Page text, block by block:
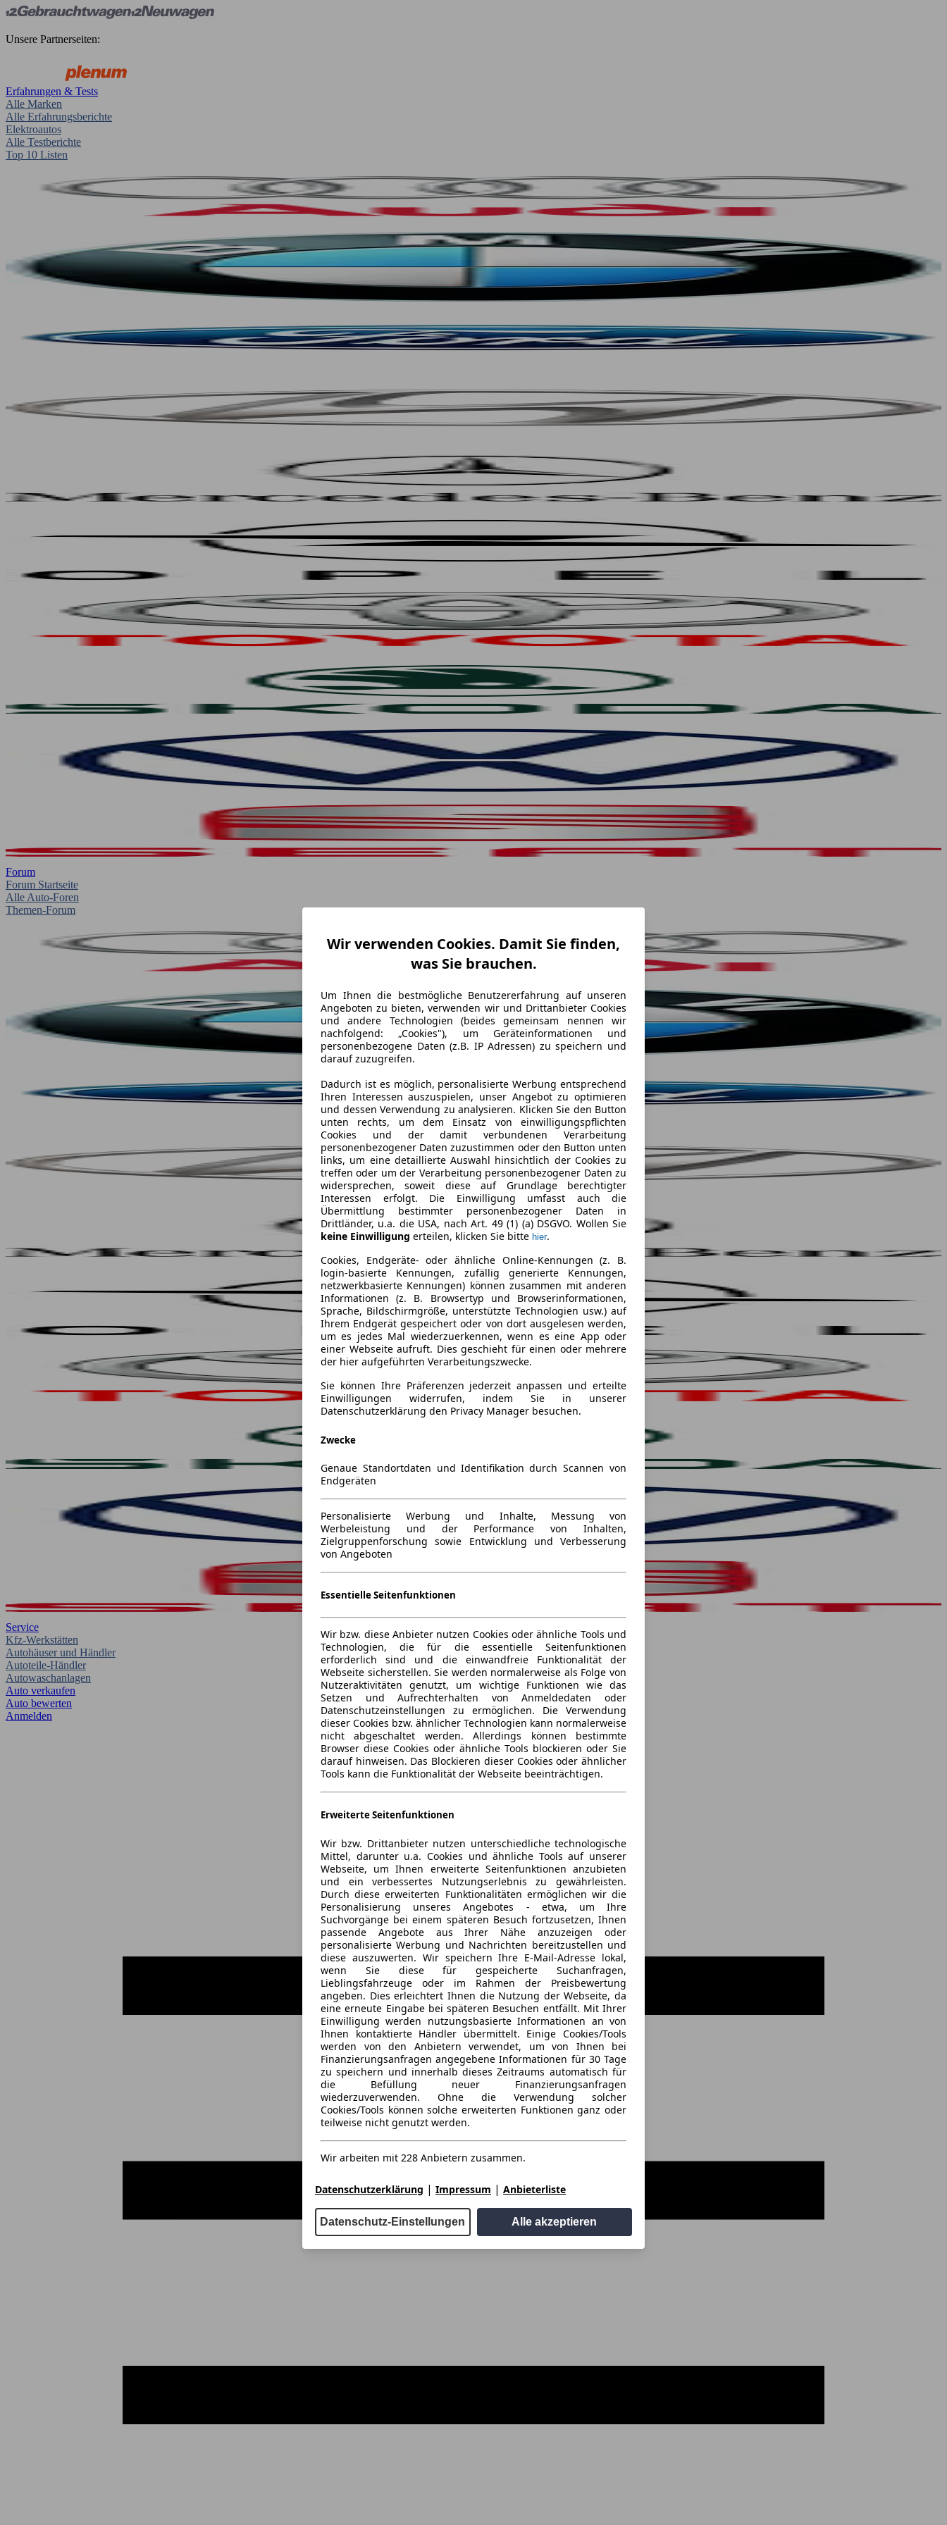
Unsere Partnerseiten:
Erfahrungen & Tests
Alle Marken
Alle Erfahrungsberichte
Elektroautos
Alle Testberichte
Top 10 Listen
Forum
Forum Startseite
Alle Auto-Foren
Themen-Forum
Service
Kfz-Werkstätten
Autohäuser und Händler
Autoteile-Händler
Autowaschanlagen
Auto verkaufen
Auto bewerten
Anmelden
Wir verwenden Cookies. Damit Sie finden,
was Sie brauchen.
Um Ihnen die bestmögliche Benutzererfahrung auf unseren
Angeboten zu bieten, verwenden wir und Drittanbieter Cookies
und andere Technologien (beides gemeinsam nennen wir
nachfolgend: „Cookies"), um Geräteinformationen und
personenbezogene Daten (z.B. IP Adressen) zu speichern und
darauf zuzugreifen.
Dadurch ist es möglich, personalisierte Werbung entsprechend
Ihren Interessen auszuspielen, unser Angebot zu optimieren
und dessen Verwendung zu analysieren. Klicken Sie den Button
unten rechts, um dem Einsatz von einwilligungspflichten
Cookies und der damit verbundenen Verarbeitung
personenbezogener Daten zuzustimmen oder den Button unten
links, um eine detaillierte Auswahl hinsichtlich der Cookies zu
treffen oder um der Verarbeitung personenbezogener Daten zu
widersprechen, soweit diese auf Grundlage berechtigter
Interessen erfolgt. Die Einwilligung umfasst auch die
Übermittlung bestimmter personenbezogener Daten in
Drittländer, u.a. die USA, nach Art. 49 (1) (a) DSGVO. Wollen Sie
keine Einwilligung erteilen, klicken Sie bitte hier.
Cookies, Endgeräte- oder ähnliche Online-Kennungen (z. B.
login-basierte Kennungen, zufällig generierte Kennungen,
netzwerkbasierte Kennungen) können zusammen mit anderen
Informationen (z. B. Browsertyp und Browserinformationen,
Sprache, Bildschirmgröße, unterstützte Technologien usw.) auf
Ihrem Endgerät gespeichert oder von dort ausgelesen werden,
um es jedes Mal wiederzuerkennen, wenn es eine App oder
einer Webseite aufruft. Dies geschieht für einen oder mehrere
der hier aufgeführten Verarbeitungszwecke.
Sie können Ihre Präferenzen jederzeit anpassen und erteilte
Einwilligungen widerrufen, indem Sie in unserer
Datenschutzerklärung den Privacy Manager besuchen.
Zwecke
Genaue Standortdaten und Identifikation durch Scannen von
Endgeräten
Personalisierte Werbung und Inhalte, Messung von
Werbeleistung und der Performance von Inhalten,
Zielgruppenforschung sowie Entwicklung und Verbesserung
von Angeboten
Essentielle Seitenfunktionen
Wir bzw. diese Anbieter nutzen Cookies oder ähnliche Tools und
Technologien, die für die essentielle Seitenfunktionen
erforderlich sind und die einwandfreie Funktionalität der
Webseite sicherstellen. Sie werden normalerweise als Folge von
Nutzeraktivitäten genutzt, um wichtige Funktionen wie das
Setzen und Aufrechterhalten von Anmeldedaten oder
Datenschutzeinstellungen zu ermöglichen. Die Verwendung
dieser Cookies bzw. ähnlicher Technologien kann normalerweise
nicht abgeschaltet werden. Allerdings können bestimmte
Browser diese Cookies oder ähnliche Tools blockieren oder Sie
darauf hinweisen. Das Blockieren dieser Cookies oder ähnlicher
Tools kann die Funktionalität der Webseite beeinträchtigen.
Erweiterte Seitenfunktionen
Wir bzw. Drittanbieter nutzen unterschiedliche technologische
Mittel, darunter u.a. Cookies und ähnliche Tools auf unserer
Webseite, um Ihnen erweiterte Seitenfunktionen anzubieten
und ein verbessertes Nutzungserlebnis zu gewährleisten.
Durch diese erweiterten Funktionalitäten ermöglichen wir die
Personalisierung unseres Angebotes - etwa, um Ihre
Suchvorgänge bei einem späteren Besuch fortzusetzen, Ihnen
passende Angebote aus Ihrer Nähe anzuzeigen oder
personalisierte Werbung und Nachrichten bereitzustellen und
diese auszuwerten. Wir speichern Ihre E-Mail-Adresse lokal,
wenn Sie diese für gespeicherte Suchanfragen,
Lieblingsfahrzeuge oder im Rahmen der Preisbewertung
angeben. Dies erleichtert Ihnen die Nutzung der Webseite, da
eine erneute Eingabe bei späteren Besuchen entfällt. Mit Ihrer
Einwilligung werden nutzungsbasierte Informationen an von
Ihnen kontaktierte Händler übermittelt. Einige Cookies/Tools
werden von den Anbietern verwendet, um von Ihnen bei
Finanzierungsanfragen angegebene Informationen für 30 Tage
zu speichern und innerhalb dieses Zeitraums automatisch für
die Befüllung neuer Finanzierungsanfragen
wiederzuverwenden. Ohne die Verwendung solcher
Cookies/Tools können solche erweiterten Funktionen ganz oder
teilweise nicht genutzt werden.
Wir arbeiten mit 228 Anbietern zusammen.
Datenschutzerklärung | Impressum | Anbieterliste
Datenschutz-Einstellungen Alle akzeptieren